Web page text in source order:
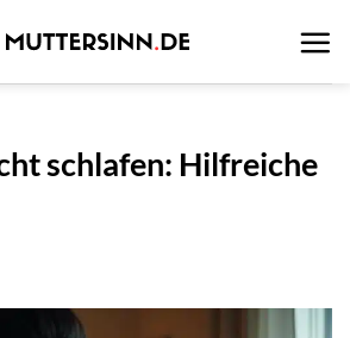
schlafen: Hilfreiche